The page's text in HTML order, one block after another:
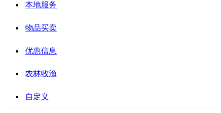
本地服务
物品买卖
优惠信息
农林牧渔
自定义